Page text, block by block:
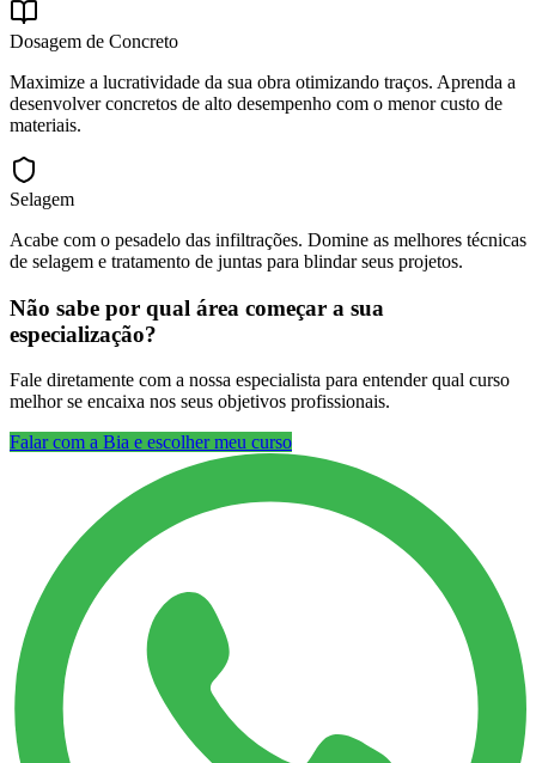
Dosagem de Concreto
Maximize a lucratividade da sua obra otimizando traços. Aprenda a
desenvolver concretos de alto desempenho com o menor custo de
materiais.
Selagem
Acabe com o pesadelo das infiltrações. Domine as melhores técnicas
de selagem e tratamento de juntas para blindar seus projetos.
Não sabe por qual área começar a sua
especialização?
Fale diretamente com a nossa especialista para entender qual curso
melhor se encaixa nos seus objetivos profissionais.
Falar com a Bia e escolher meu curso